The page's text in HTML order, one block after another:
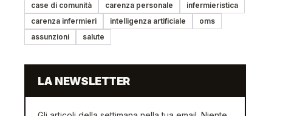
case di comunità
carenza personale
infermieristica
carenza infermieri
intelligenza artificiale
oms
assunzioni
salute
LA NEWSLETTER